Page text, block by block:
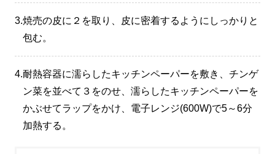
3.焼売の皮に２を取り、皮に密着するようにしっかりと
包む。
4.耐熱容器に濡らしたキッチンペーパーを敷き、チンゲ
ン菜を並べて３をのせ、濡らしたキッチンペーパーを
かぶせてラップをかけ、電子レンジ(600W)で5～6分
加熱する。